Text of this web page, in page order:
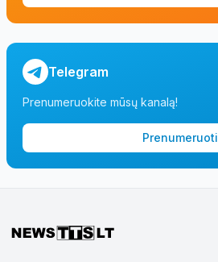
Telegram
Prenumeruokite mūsų kanalą!
Prenumeruoti